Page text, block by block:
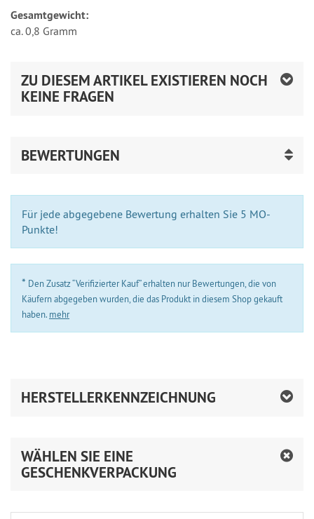
Gesamtgewicht:
ca. 0,8 Gramm
ZU DIESEM ARTIKEL EXISTIEREN NOCH
KEINE FRAGEN
BEWERTUNGEN
Für jede abgegebene Bewertung erhalten Sie 5 MO-
Punkte!
* Den Zusatz “Verifizierter Kauf” erhalten nur Bewertungen, die von
Käufern abgegeben wurden, die das Produkt in diesem Shop gekauft
haben. mehr
HERSTELLERKENNZEICHNUNG
WÄHLEN SIE EINE
GESCHENKVERPACKUNG